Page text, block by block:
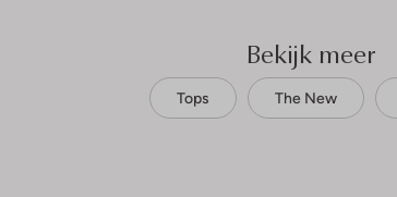
Bekijk meer
Tops The New